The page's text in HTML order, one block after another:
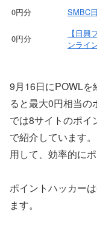
0円分
SMBC
0円分
【日
ンライ
9月16日にPOWLを
ると最大0円相当の
では8サイトのポイ
で紹介しています
用して、効率的に
ポイントハッカー
ます。